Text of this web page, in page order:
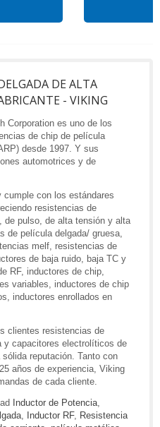
DE ALTA
- VIKING
Corporation es uno de los
de chip de película
desde 1997. Y sus
automotrices y de
con los estándares
resistencias de
de pulso, de alta tensión y alta
de película delgada/ gruesa,
melf, resistencias de
de baja ruido, baja TC y
RF, inductores de chip,
variables, inductores de chip
inductores enrollados en
clientes resistencias de
y capacitores electrolíticos de
reputación. Tanto con
años de experiencia, Viking
de cada cliente.
Inductor de Potencia,
, Inductor RF, Resistencia